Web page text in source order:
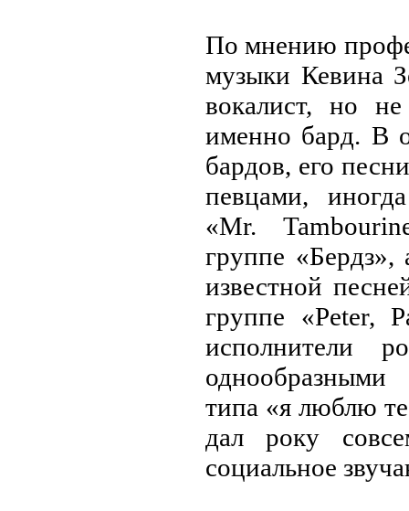
По мнению
музыки Кевина
вокалист, но
именно бард. В
бардов, его
певцами,
«Mr.
группе «Бердз»,
известной
группе «Peter,
исполнители
типа «я люблю
дал року
социальное